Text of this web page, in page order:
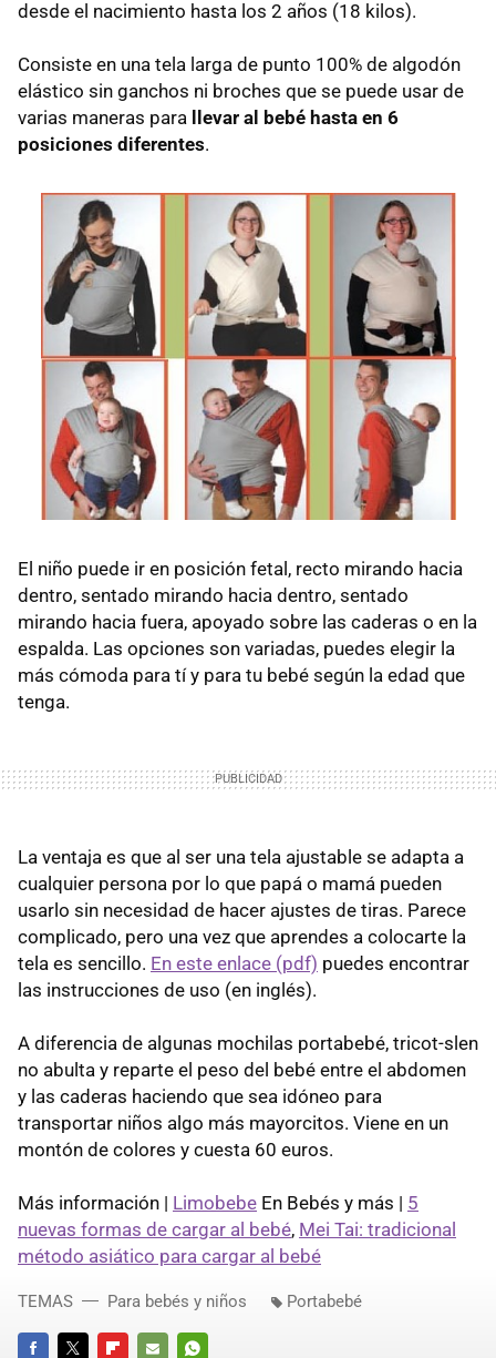
desde el nacimiento hasta los 2 años (18 kilos).
Consiste en una tela larga de punto 100% de algodón
elástico sin ganchos ni broches que se puede usar de
varias maneras para
llevar al bebé hasta en 6
posiciones diferentes.
El niño puede ir en posición fetal, recto mirando hacia
dentro, sentado mirando hacia dentro, sentado
mirando hacia fuera, apoyado sobre las caderas o en la
espalda. Las opciones son variadas, puedes elegir la
más cómoda para tí y para tu bebé según la edad que
tenga.
La ventaja es que al ser una tela ajustable se adapta a
cualquier persona por lo que papá o mamá pueden
usarlo sin necesidad de hacer ajustes de tiras. Parece
complicado, pero una vez que aprendes a colocarte la
tela es sencillo. En este enlace (pdf) puedes encontrar
las instrucciones de uso (en inglés).
A diferencia de algunas mochilas portabebé, tricot-slen
no abulta y reparte el peso del bebé entre el abdomen
y las caderas haciendo que sea idóneo para
transportar niños algo más mayorcitos. Viene en un
montón de colores y cuesta 60 euros.
Más información | Limobebe En Bebés y más | 5
nuevas formas de cargar al bebé, Mei Tai: tradicional
método asiático para cargar al bebé
TEMAS Para bebés y niños Portabebé